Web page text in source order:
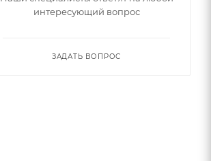
интересующий вопрос
ЗАДАТЬ ВОПРОС